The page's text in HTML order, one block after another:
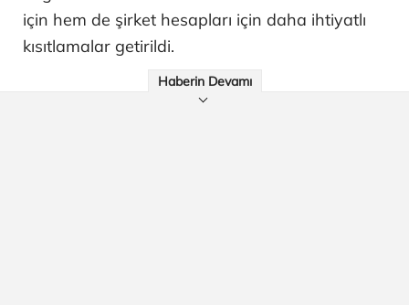
için hem de şirket hesapları için daha ihtiyatlı
kısıtlamalar getirildi.
Haberin Devamı